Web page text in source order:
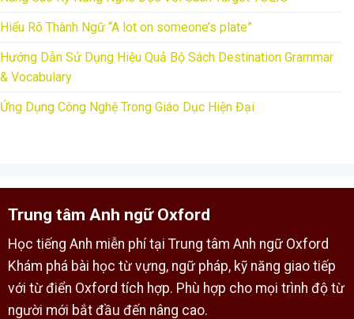
Hiểu Rõ Thành Ngữ “A lot on someone’s plate”
Hướng Dẫn Sử Dụng Hiệu Quả Bộ Sách Destination Grammar
& Vocabulary
Ứng Dụng Công Nghệ Trong Giáo Dục Hiện Đại
Trung tâm Anh ngữ Oxford
Học tiếng Anh miễn phí tại Trung tâm Anh ngữ Oxford
Khám phá bài học từ vựng, ngữ pháp, kỹ năng giao tiếp
với từ điển Oxford tích hợp. Phù hợp cho mọi trình độ từ
người mới bắt đầu đến nâng cao.